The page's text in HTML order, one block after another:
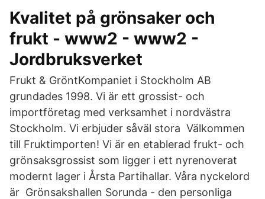
Kvalitet på grönsaker och
frukt - www2 - www2 -
Jordbruksverket
Frukt & GröntKompaniet i Stockholm AB
grundades 1998. Vi är ett grossist- och
importföretag med verksamhet i nordvästra
Stockholm. Vi erbjuder såväl stora Välkommen
till Fruktimporten! Vi är en etablerad frukt- och
grönsaksgrossist som ligger i ett nyrenoverat
modernt lager i Årsta Partihallar. Våra nyckelord
är Grönsakshallen Sorunda - den personliga